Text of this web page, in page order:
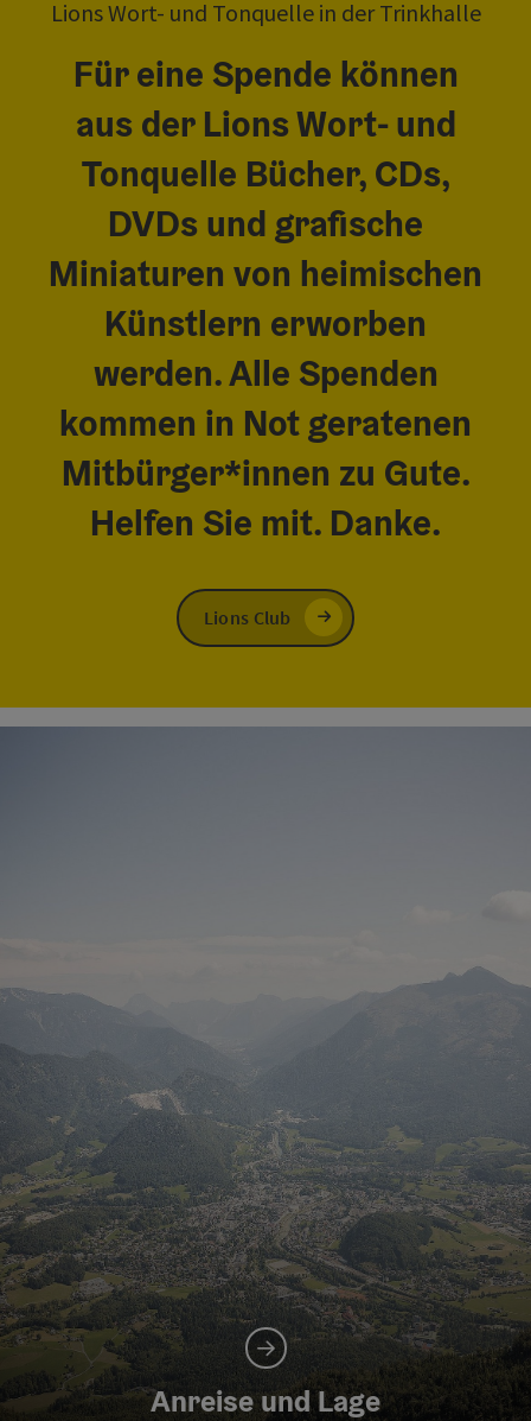
Lions Wort- und Tonquelle in der Trinkhalle
Für eine Spende können
aus der Lions Wort- und
Tonquelle Bücher, CDs,
DVDs und grafische
Miniaturen von heimischen
Künstlern erworben
werden. Alle Spenden
kommen in Not geratenen
Mitbürger*innen zu Gute.
Helfen Sie mit. Danke.
Lions Club
Anreise und Lage